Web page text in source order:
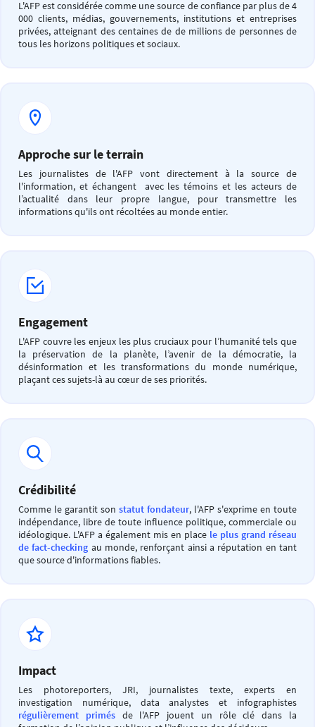
L'AFP est considérée comme une source de confiance par plus de 4
000 clients, médias, gouvernements, institutions et entreprises
privées, atteignant des centaines de de millions de personnes de
tous les horizons politiques et sociaux.
Approche sur le terrain
Les journalistes de l'AFP vont directement à la source de
l'information, et échangent avec les témoins et les acteurs de
l’actualité dans leur propre langue, pour transmettre les
informations qu'ils ont récoltées au monde entier.
Engagement
L'AFP couvre les enjeux les plus cruciaux pour l’humanité tels que
la préservation de la planète, l’avenir de la démocratie, la
désinformation et les transformations du monde numérique,
plaçant ces sujets-là au cœur de ses priorités.
Crédibilité
Comme le garantit son statut fondateur, l'AFP s'exprime en toute
indépendance, libre de toute influence politique, commerciale ou
idéologique. L'AFP a également mis en place le plus grand réseau
de fact-checking au monde, renforçant ainsi a réputation en tant
que source d'informations fiables.
Impact
Les photoreporters, JRI, journalistes texte, experts en
investigation numérique, data analystes et infographistes
régulièrement primésde l'AFP jouent un rôle clé dans la